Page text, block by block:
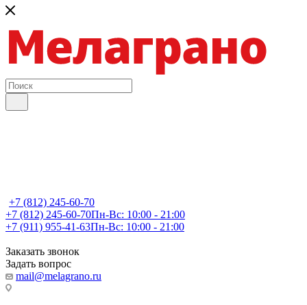
+7 (812) 245-60-70
+7 (812) 245-60-70Пн-Вс: 10:00 - 21:00
+7 (911) 955-41-63Пн-Вс: 10:00 - 21:00
Заказать звонок
Задать вопрос
mail@melagrano.ru